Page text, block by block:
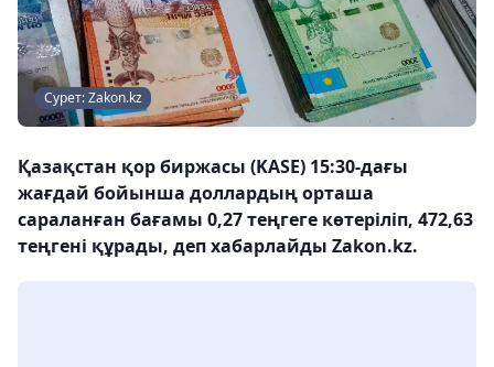
Сурет: Zakon.kz
Қазақстан қор биржасы (KASE) 15:30-дағы
жағдай бойынша доллардың орташа
сараланған бағамы 0,27 теңгеге көтеріліп, 472,63
теңгені құрады, деп хабарлайды Zakon.kz.